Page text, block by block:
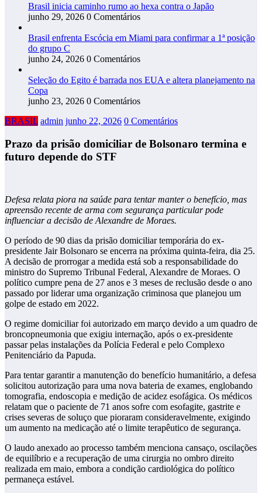
Brasil inicia caminho rumo ao hexa contra o Japão
junho 29, 2026 0 Comentários
Brasil enfrenta Escócia em Miami para confirmar a 1ª posição
do grupo C
junho 24, 2026 0 Comentários
Seleção do Egito é barrada nos EUA e altera planejamento na
Copa
junho 23, 2026 0 Comentários
BRASIL admin junho 22, 2026 0 Comentários
Prazo da prisão domiciliar de Bolsonaro termina e
futuro depende do STF
Defesa relata piora na saúde para tentar manter o benefício, mas
apreensão recente de arma com segurança particular pode
influenciar a decisão de Alexandre de Moraes.
O período de 90 dias da prisão domiciliar temporária do ex-
presidente Jair Bolsonaro se encerra na próxima quinta-feira, dia 25.
A decisão de prorrogar a medida está sob a responsabilidade do
ministro do Supremo Tribunal Federal, Alexandre de Moraes. O
político cumpre pena de 27 anos e 3 meses de reclusão desde o ano
passado por liderar uma organização criminosa que planejou um
golpe de estado em 2022.
O regime domiciliar foi autorizado em março devido a um quadro de
broncopneumonia que exigiu internação, após o ex-presidente
passar pelas instalações da Polícia Federal e pelo Complexo
Penitenciário da Papuda.
Para tentar garantir a manutenção do benefício humanitário, a defesa
solicitou autorização para uma nova bateria de exames, englobando
tomografia, endoscopia e medição de acidez esofágica. Os médicos
relatam que o paciente de 71 anos sofre com esofagite, gastrite e
crises severas de soluço que pioraram consideravelmente, exigindo
um aumento na medicação até o limite terapêutico de segurança.
O laudo anexado ao processo também menciona cansaço, oscilações
de equilíbrio e a recuperação de uma cirurgia no ombro direito
realizada em maio, embora a condição cardiológica do político
permaneça estável.